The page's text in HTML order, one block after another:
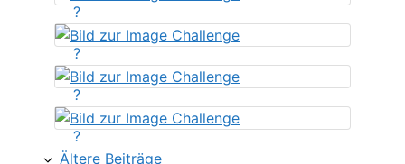
?
?
?
?
Ältere Beiträge